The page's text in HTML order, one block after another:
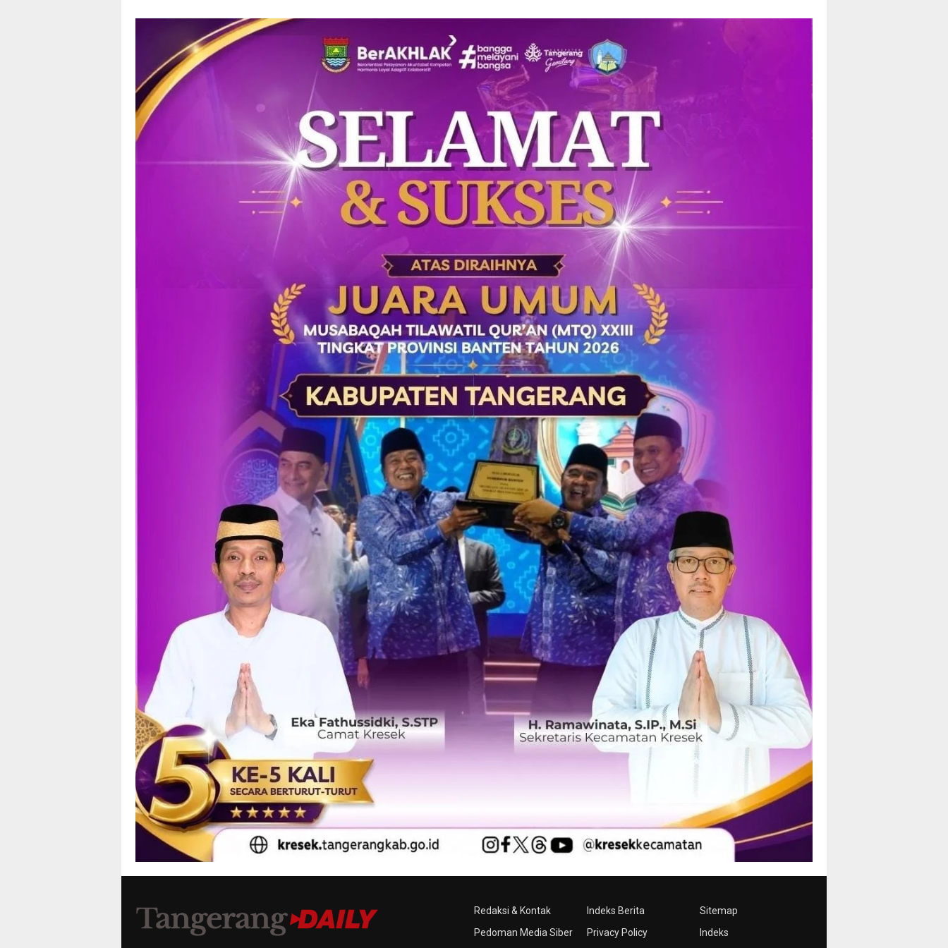
Redaksi & Kontak
Pedoman Media Siber
Indeks Berita
Privacy Policy
Sitemap
Indeks